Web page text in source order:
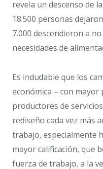
revela un descenso de
18.500 personas
7.000 descendieron a
necesidades de
Es indudable que los
económica – con mayor
productores de
rediseño cada vez más
trabajo, especialmente
mayor calificación, que
fuerza de trabajo, a la